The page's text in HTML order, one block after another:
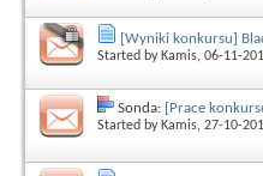
[Wyniki konkursu]
Started by Kamis, 06-11-
Sonda: [Prace
Started by Kamis, 27-10-